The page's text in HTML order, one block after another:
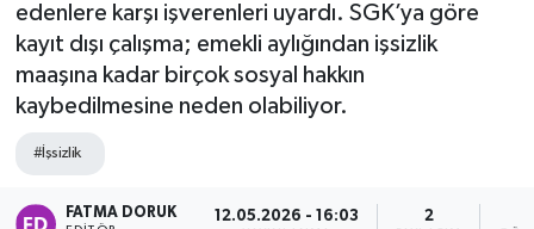
edenlere karşı işverenleri uyardı. SGK’ya göre
kayıt dışı çalışma; emekli aylığından işsizlik
maaşına kadar birçok sosyal hakkın
kaybedilmesine neden olabiliyor.
#İşsizlik
FATMA DORUK 12.05.2026 - 16:03 2